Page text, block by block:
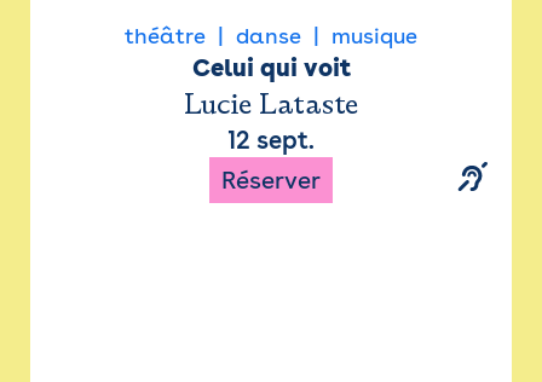
théâtre danse musique
Celui qui voit
Lucie Lataste
12 sept.
Réserver